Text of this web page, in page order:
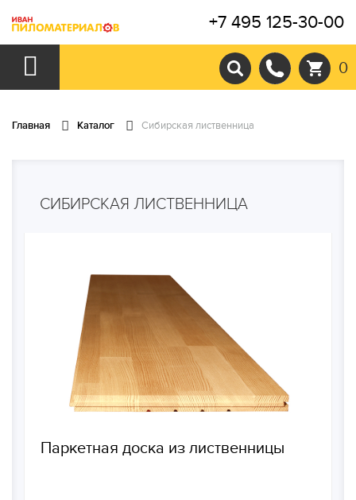
+7 495 125-30-00
0
Главная Каталог Сибирская лиственница
СИБИРСКАЯ ЛИСТВЕННИЦА
Паркетная доска из лиственницы